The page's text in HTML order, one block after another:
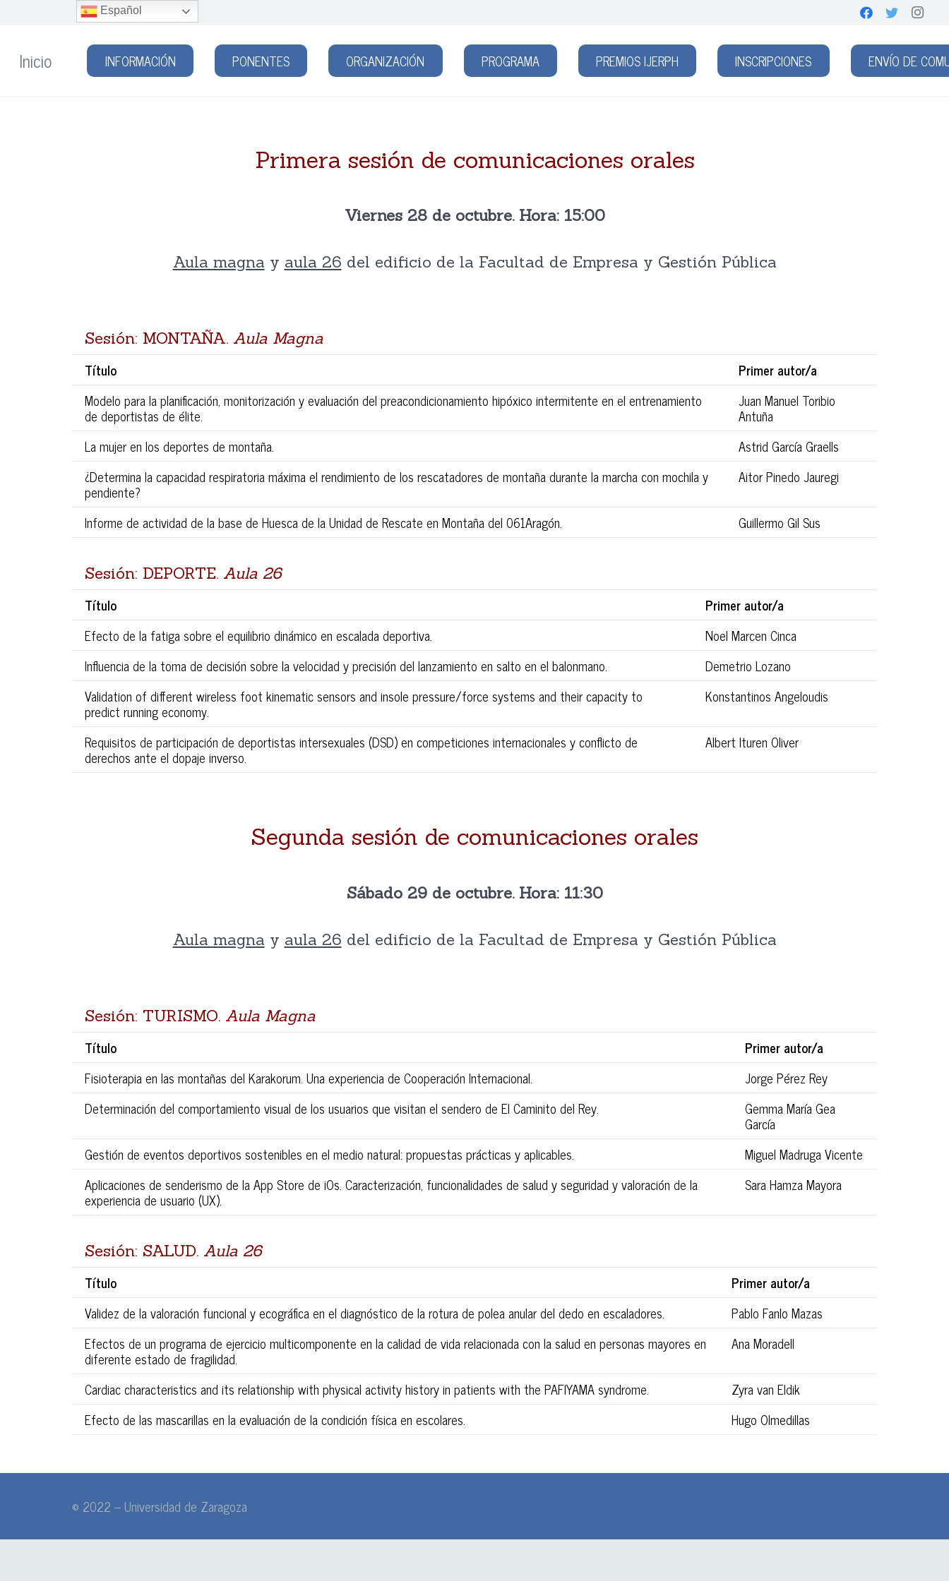
Inicio INFORMACIÓN PONENTES ORGANIZACIÓN PROGRAMA PREMIOS IJERPH INSCRIPCIONES ENVÍO DE
Primera sesión de comunicaciones orales
Viernes 28 de octubre. Hora: 15:00
Aula magna y aula 26 del edificio de la Facultad de Empresa y Gestión Pública
Sesión: MONTAÑA. Aula Magna
Título
Primer autor/a
Modelo para la planificación, monitorización y evaluación del preacondicionamiento hipóxico intermitente en el entrenamiento
de deportistas de élite.
Juan Manuel Toribio
Antuña
La mujer en los deportes de montaña.
Astrid García Graells
¿Determina la capacidad respiratoria máxima el rendimiento de los rescatadores de montaña durante la marcha con mochila y
pendiente?
Aitor Pinedo Jauregi
Informe de actividad de la base de Huesca de la Unidad de Rescate en Montaña del 061Aragón. Guillermo Gil Sus
Sesión: DEPORTE. Aula 26
Título
Primer autor/a
Efecto de la fatiga sobre el equilibrio dinámico en escalada deportiva.
Noel Marcen Cinca
Influencia de la toma de decisión sobre la velocidad y precisión del lanzamiento en salto en el balonmano.
Demetrio Lozano
Validation of different wireless foot kinematic sensors and insole pressure/force systems and their capacity to
predict running economy.
Konstantinos Angeloudis
Requisitos de participación de deportistas intersexuales (DSD) en competiciones internacionales y conflicto de
derechos ante el dopaje inverso.
Albert Ituren Oliver
Segunda sesión de comunicaciones orales
Sábado 29 de octubre. Hora: 11:30
Aula magna y aula 26 del edificio de la Facultad de Empresa y Gestión Pública
Sesión: TURISMO. Aula Magna
Título
Primer autor/a
Fisioterapia en las montañas del Karakorum. Una experiencia de Cooperación Internacional.
Jorge Pérez Rey
Determinación del comportamiento visual de los usuarios que visitan el sendero de El Caminito del Rey.
Gemma María Gea
García
Gestión de eventos deportivos sostenibles en el medio natural: propuestas prácticas y aplicables.
Miguel Madruga Vicente
Aplicaciones de senderismo de la App Store de iOs. Caracterización, funcionalidades de salud y seguridad y valoración de la
experiencia de usuario (UX).
Sara Hamza Mayora
Sesión: SALUD. Aula 26
Título
Primer autor/a
Validez de la valoración funcional y ecográfica en el diagnóstico de la rotura de polea anular del dedo en escaladores.
Pablo Fanlo Mazas
Efectos de un programa de ejercicio multicomponente en la calidad de vida relacionada con la salud en personas mayores en
diferente estado de fragilidad.
Ana Moradell
Cardiac characteristics and its relationship with physical activity history in patients with the PAFIYAMA syndrome.
Zyra van Eldik
Efecto de las mascarillas en la evaluación de la condición física en escolares.
Hugo Olmedillas
© 2022 – Universidad de Zaragoza
Español